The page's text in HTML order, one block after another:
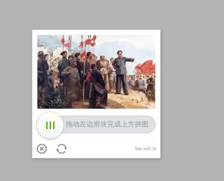
加载中
拖动左边滑块完成上方拼图
hao.sud.cn